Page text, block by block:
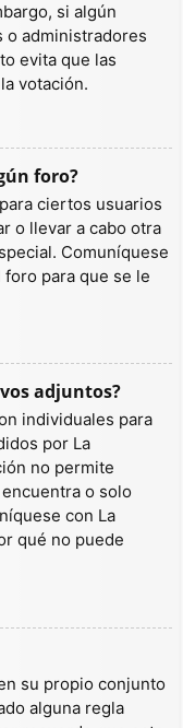
si algún
o administradores
evita que las
votación.
foro?
ciertos usuarios
o llevar a cabo otra
Comuníquese
para que se le
adjuntos?
individuales para
por La
no permite
o solo
con La
qué no puede
su propio conjunto
alguna regla